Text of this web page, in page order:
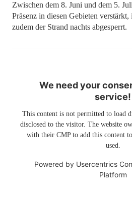
Zwischen dem 8. Juni und dem 5.
Präsenz in diesen Gebieten
zudem der Strand nachts abgesperrt.
We need your
service!
This content is not permitted to load
disclosed to the visitor. The website
with their CMP to add this content
used.
Powered by Usercentrics
Platform